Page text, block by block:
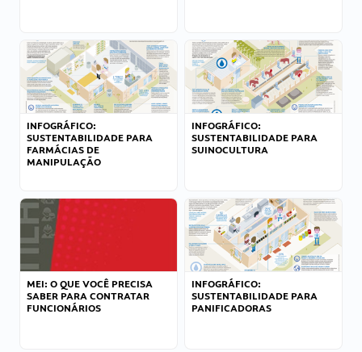
INFOGRÁFICO:
SUSTENTABILIDADE PARA
FARMÁCIAS DE
MANIPULAÇÃO
INFOGRÁFICO:
SUSTENTABILIDADE PARA
SUINOCULTURA
MEI: O QUE VOCÊ PRECISA
SABER PARA CONTRATAR
FUNCIONÁRIOS
INFOGRÁFICO:
SUSTENTABILIDADE PARA
PANIFICADORAS